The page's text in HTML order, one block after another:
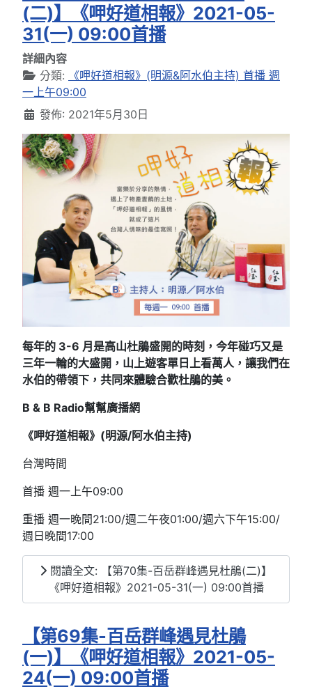
(二)】《呷好道相報》2021-05-
31(一) 09:00首播
詳細內容
分類:
《呷好道相報》(明源&阿水伯主持) 首播 週
一上午09:00
發佈: 2021年5月30日
每年的 3-6 月是高山杜鵑盛開的時刻，今年碰巧又是
三年一輪的大盛開，山上遊客單日上看萬人，讓我們在
水伯的帶領下，共同來體驗合歡杜鵑的美。
B & B Radio幫幫廣播網
《呷好道相報》(明源/阿水伯主持)
台灣時間
首播 週一上午09:00
重播 週一晚間21:00/週二午夜01:00/週六下午15:00/
週日晚間17:00
閱讀全文: 【第70集-百岳群峰遇見杜鵑(二)】
《呷好道相報》2021-05-31(一) 09:00首播
【第69集-百岳群峰遇見杜鵑
(一)】《呷好道相報》2021-05-
24(一) 09:00首播